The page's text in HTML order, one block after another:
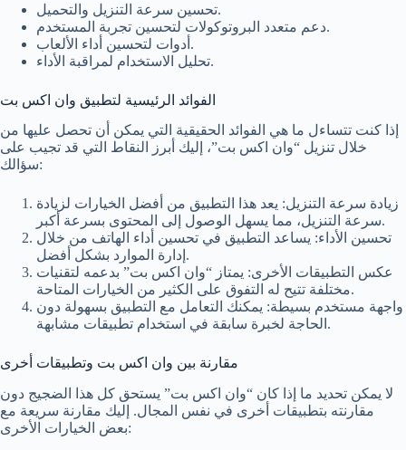
تحسين سرعة التنزيل والتحميل.
دعم متعدد البروتوكولات لتحسين تجربة المستخدم.
أدوات لتحسين أداء الألعاب.
تحليل الاستخدام لمراقبة الأداء.
الفوائد الرئيسية لتطبيق وان اكس بت
إذا كنت تتساءل ما هي الفوائد الحقيقية التي يمكن أن تحصل عليها من
خلال تنزيل “وان اكس بت”، إليك أبرز النقاط التي قد تجيب على
سؤالك:
زيادة سرعة التنزيل: يعد هذا التطبيق من أفضل الخيارات لزيادة
سرعة التنزيل، مما يسهل الوصول إلى المحتوى بسرعة أكبر.
تحسين الأداء: يساعد التطبيق في تحسين أداء الهاتف من خلال
إدارة الموارد بشكل أفضل.
عكس التطبيقات الأخرى: يمتاز “وان اكس بت” بدعمه لتقنيات
مختلفة تتيح له التفوق على الكثير من الخيارات المتاحة.
واجهة مستخدم بسيطة: يمكنك التعامل مع التطبيق بسهولة دون
الحاجة لخبرة سابقة في استخدام تطبيقات مشابهة.
مقارنة بين وان اكس بت وتطبيقات أخرى
لا يمكن تحديد ما إذا كان “وان اكس بت” يستحق كل هذا الضجيج دون
مقارنته بتطبيقات أخرى في نفس المجال. إليك مقارنة سريعة مع
بعض الخيارات الأخرى: